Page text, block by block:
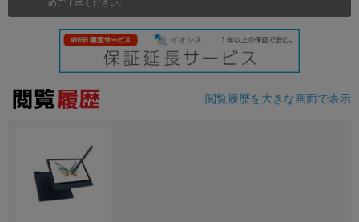
閲覧履歴を大きな画面で表示
各項目のチェックボックスは「or検索」となります。
ただし機能別のみ「and検索」となります。